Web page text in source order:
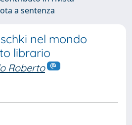
a sentenza
nel mondo
librario
Roberto